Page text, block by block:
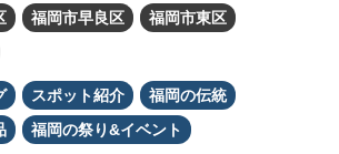
福岡市早良区
福岡市東区
スポット紹介
福岡の伝統
福岡の祭り&イベント